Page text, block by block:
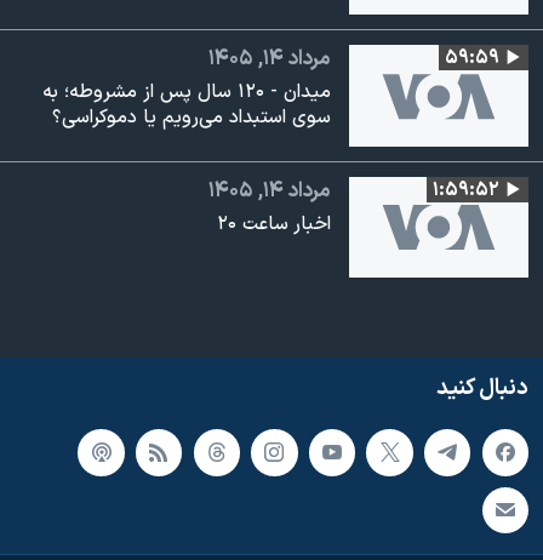
۵۹:۵۹ مرداد ۱۴, ۱۴۰۵
میدان - ۱۲۰ سال پس از مشروطه؛ به
سوی استبداد می‌رویم یا دموکراسی؟
۱:۵۹:۵۲ مرداد ۱۴, ۱۴۰۵
اخبار ساعت ۲۰
دنبال کنید